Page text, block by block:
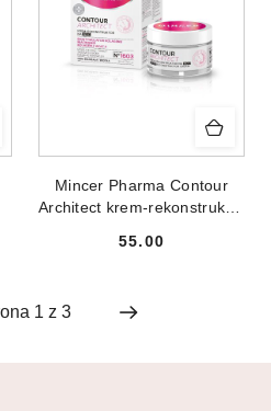
Mincer Pharma Contour
Architect krem-rekonstruktor
wiotkiej No.1603 50ml
Cena:
55.00